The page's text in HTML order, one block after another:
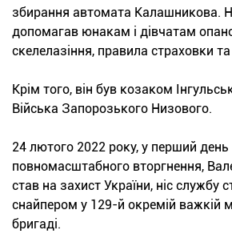
збирання автомата Калашникова.
допомагав юнакам і дівчатам
скелелазіння, правила страховки
Крім того, він був козаком
Війська Запорозького Низового.
24 лютого 2022 року, у перший день
повномасштабного вторгнення,
став на захист України, ніс службу
снайпером у 129-й окремій важкій
бригаді.